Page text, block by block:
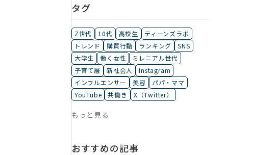
タグ
Z世代 10代 高校生
ティーンズラボ
トレンド
購買行動 ランキング
SNS
大学生
働く女性
ミレニアル世代
子育て層
新社会人
Instagram
インフルエンサー
美容
パパ・ママ
YouTube
共働き X（Twitter）
もっと見る
おすすめの記事